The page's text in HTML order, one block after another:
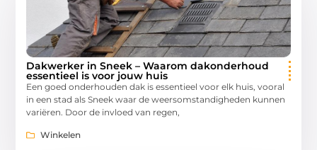
Dakwerker in Sneek – Waarom dakonderhoud
essentieel is voor jouw huis
Een goed onderhouden dak is essentieel voor elk huis, vooral
in een stad als Sneek waar de weersomstandigheden kunnen
variëren. Door de invloed van regen,
Winkelen